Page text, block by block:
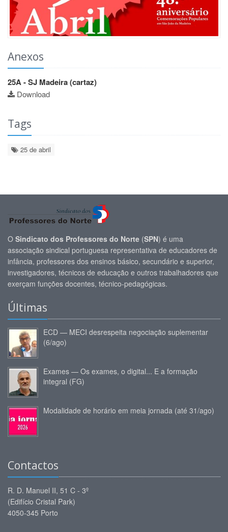
Anexos
25A - SJ Madeira (cartaz)
Download
Tags
25 de abril
O Sindicato dos Professores do Norte (SPN) é uma
associação sindical portuguesa representativa de educadores de
infância, professores dos ensinos básico, secundário e superior,
investigadores, técnicos de educação e outros trabalhadores que
exerçam funções docentes, técnico-pedagógicas.
Últimas
ECD — MECI desrespeita negociação suplementar
(6/ago)
Exames — Os exames, o digital... E a formação
integral (FG)
Modalidade de horário em meia jornada (até 31/ago)
Contactos
R. D. Manuel II, 51 C - 3º
(Edifício Cristal Park)
4050-345 Porto